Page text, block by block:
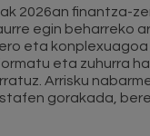
2026an finantza-
egin beharreko
eta
eta zuhurra
Arrisku
gorakada,